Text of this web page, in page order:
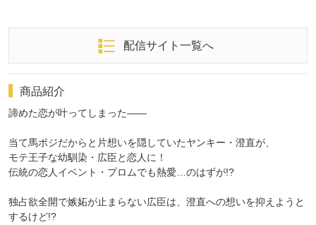
配信サイト一覧へ
商品紹介
諦めた恋が叶ってしまった――
当て馬ポジだからと片想いを隠していたヤンキー・澄直が、
モテ王子な幼馴染・広臣と恋人に！
伝統の恋人イベント・プロムでも熱愛…のはずが!?
独占欲全開で嫉妬が止まらない広臣は、澄直への想いを抑えようと
するけど!?